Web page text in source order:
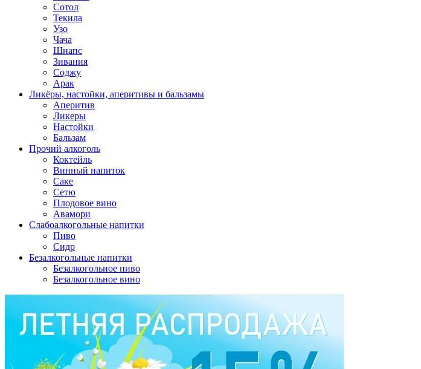
Сотол
Текила
Узо
Чача
Шнапс
Зивания
Соджу
Арак
Ликёры, настойки, аперитивы и бальзамы
Аперитив
Ликеры
Настойки
Бальзам
Прочий алкоголь
Коктейль
Винный напиток
Саке
Сетю
Плодовое вино
Авамори
Слабоалкогольные напитки
Пиво
Сидр
Безалкогольные напитки
Безалкогольное пиво
Безалкогольное вино